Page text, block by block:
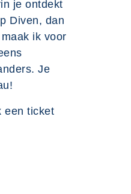
je ontdekt
Diven, dan
ik voor
Je
een ticket